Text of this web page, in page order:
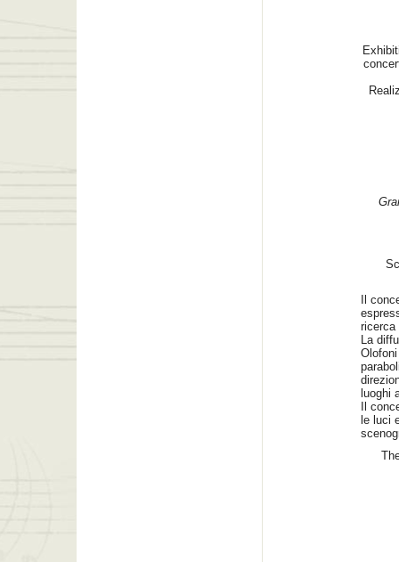
Il
ricerca
La
luoghi
Il
le luci